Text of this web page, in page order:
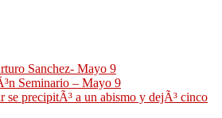
Sanchez- Mayo 9
Seminario – Mayo 9
se precipitÃ³ a un abismo y dejÃ³ cinco